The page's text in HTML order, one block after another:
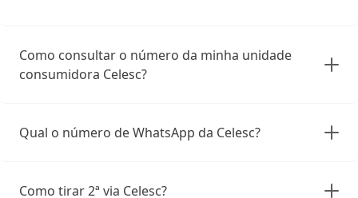
Como consultar o número da minha unidade
consumidora Celesc?
Qual o número de WhatsApp da Celesc?
Como tirar 2ª via Celesc?